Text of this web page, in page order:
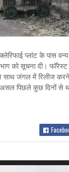
प्लांट के पास
को सूचना दी।
जंगल में रिलीज
पिछले कुछ दिनों से